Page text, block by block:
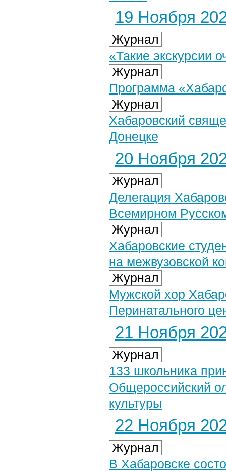
19 Ноября
Журнал
«Такие экскурсии
Журнал
Программа
Журнал
Хабаровский
Донецке
20 Ноября
Журнал
Делегация
Всемирном
Журнал
Хабаровские
на межвузовской
Журнал
Мужской хор
Перинатального
21 Ноября
Журнал
133 школьника
Общероссийский
культуры
22 Ноября
Журнал
В Хабаровске